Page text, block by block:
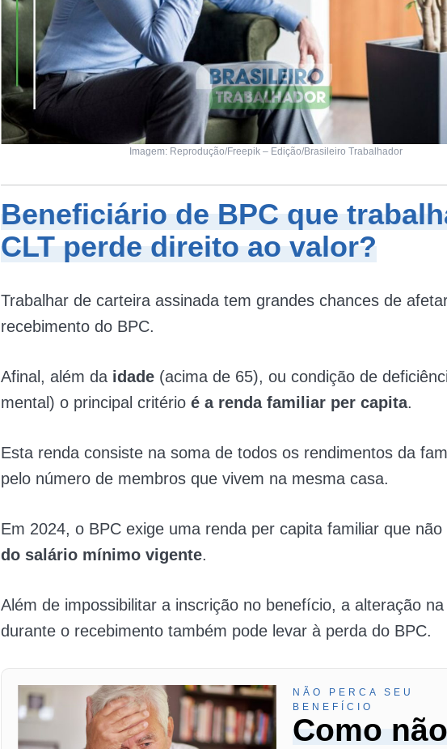
Imagem: Reprodução/Freepik – Edição/Brasileiro Trabalhador
Beneficiário de BPC que
CLT perde direito ao valor?
Trabalhar de carteira assinada tem grandes chances de
recebimento do BPC.
Afinal, além da idade (acima de 65), ou condição de
mental) o principal critério é a renda familiar per capita.
Esta renda consiste na soma de todos os rendimentos da
pelo número de membros que vivem na mesma casa.
Em 2024, o BPC exige uma renda per capita familiar que
do salário mínimo vigente.
Além de impossibilitar a inscrição no benefício, a alteração
durante o recebimento também pode levar à perda do BPC.
NÃO PERCA SEU
BENEFÍCIO
Como não